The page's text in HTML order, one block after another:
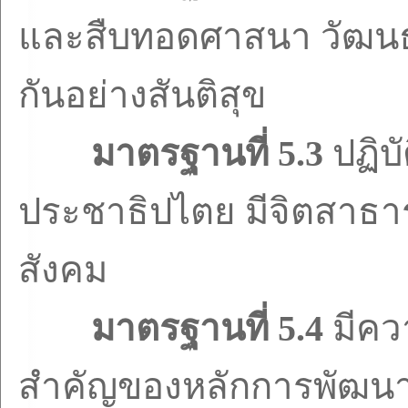
และสืบทอดศาสนา วัฒน
กันอย่างสันติสุข
มาตรฐานที่ 5.3 ปฏิ
ประชาธิปไตย มีจิตสาธ
สังคม
มาตรฐานที่ 5.4 มีคว
สำคัญของหลักการพัฒน